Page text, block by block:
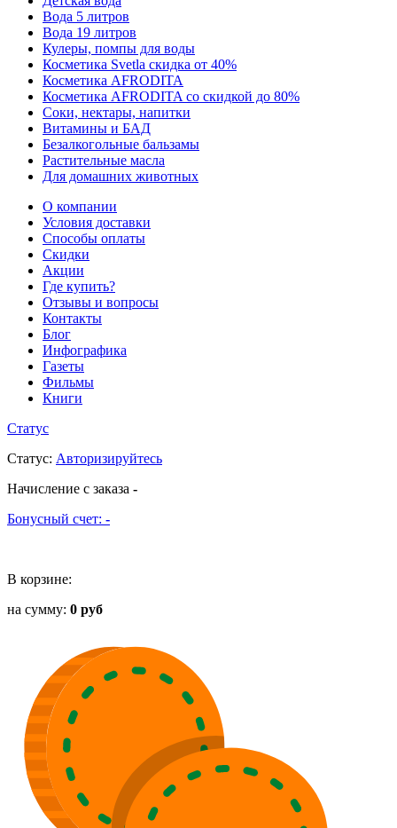
Вода 5 литров
Вода 19 литров
Кулеры, помпы для воды
Косметика Svetla скидка от 40%
Косметика AFRODITA
Косметика AFRODITA со скидкой до 80%
Соки, нектары, напитки
Витамины и БАД
Безалкогольные бальзамы
Растительные масла
Для домашних животных
О компании
Условия доставки
Способы оплаты
Скидки
Акции
Где купить?
Отзывы и вопросы
Контакты
Блог
Инфографика
Газеты
Фильмы
Книги
Статус
Статус: Авторизируйтесь
Начисление с заказа -
Бонусный счет: -
В корзине:
на сумму: 0 руб